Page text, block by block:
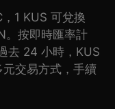
1 KUS 可兌換
。按即時匯率計
去 24 小時，KUS
交易方式，手續